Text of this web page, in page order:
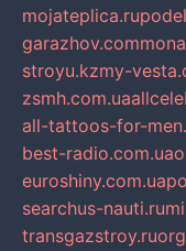
mojateplica.ru
garazhov.com
stroyu.kzmy-
zsmh.com.ua
all-tattoos-for-
best-radio.com.ua
euroshiny.com.ua
searchus-nauti.ru
transgazstroy.ru